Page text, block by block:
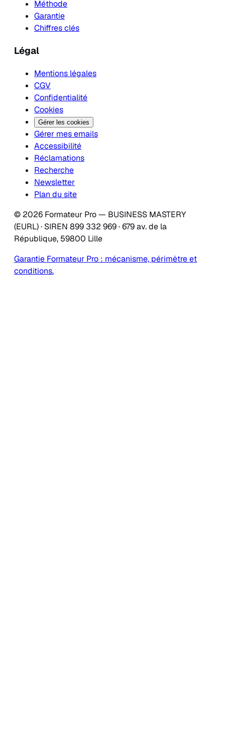
Méthode
Garantie
Chiffres clés
Légal
Mentions légales
CGV
Confidentialité
Cookies
Gérer les cookies
Gérer mes emails
Accessibilité
Réclamations
Recherche
Newsletter
Plan du site
© 2026 Formateur Pro — BUSINESS MASTERY
(EURL) · SIREN 899 332 969 · 679 av. de la
République, 59800 Lille
Garantie Formateur Pro : mécanisme, périmètre et
conditions.